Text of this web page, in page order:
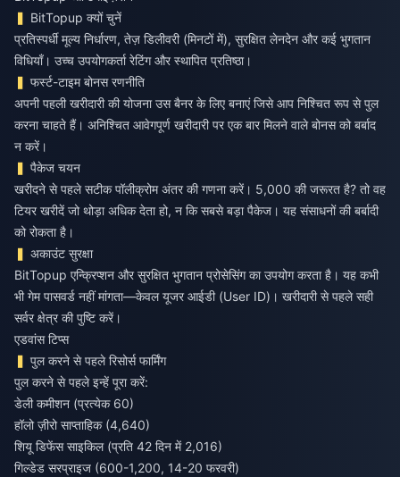
BitTopup क्यों चुनें
प्रतिस्पर्धी मूल्य निर्धारण, तेज़ डिलीवरी (मिनटों में), सुरक्षित लेनदेन और कई भुगतान
विधियाँ। उच्च उपयोगकर्ता रेटिंग और स्थापित प्रतिष्ठा।
फर्स्ट-टाइम बोनस रणनीति
अपनी पहली खरीदारी की योजना उस बैनर के लिए बनाएं जिसे आप निश्चित रूप से पुल
करना चाहते हैं। अनिश्चित आवेगपूर्ण खरीदारी पर एक बार मिलने वाले बोनस को बर्बाद
न करें।
पैकेज चयन
खरीदने से पहले सटीक पॉलीक्रोम अंतर की गणना करें। 5,000 की जरूरत है? तो वह
टियर खरीदें जो थोड़ा अधिक देता हो, न कि सबसे बड़ा पैकेज। यह संसाधनों की बर्बादी
को रोकता है।
अकाउंट सुरक्षा
BitTopup एन्क्रिप्शन और सुरक्षित भुगतान प्रोसेसिंग का उपयोग करता है। यह कभी
भी गेम पासवर्ड नहीं मांगता—केवल यूजर आईडी (User ID)। खरीदारी से पहले सही
सर्वर क्षेत्र की पुष्टि करें।
एडवांस टिप्स
पुल करने से पहले रिसोर्स फार्मिंग
पुल करने से पहले इन्हें पूरा करें:
डेली कमीशन (प्रत्येक 60)
हॉलो ज़ीरो साप्ताहिक (4,640)
शियू डिफेंस साइकिल (प्रति 42 दिन में 2,016)
गिल्डेड सरप्राइज (600-1,200, 14-20 फरवरी)